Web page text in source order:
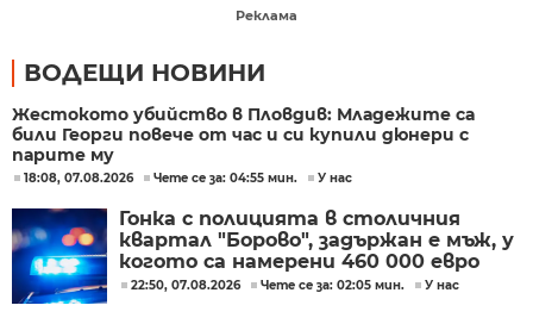
Реклама
ВОДЕЩИ НОВИНИ
Жестокото убийство в Пловдив: Младежите са
били Георги повече от час и си купили дюнери с
парите му
18:08, 07.08.2026 Чете се за: 04:55 мин. У нас
Гонка с полицията в столичния
квартал "Борово", задържан е мъж, у
когото са намерени 460 000 евро
22:50, 07.08.2026 Чете се за: 02:05 мин. У нас